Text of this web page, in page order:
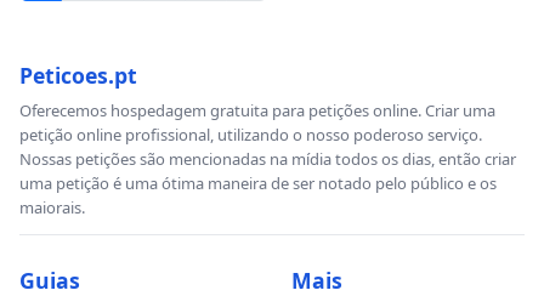
Peticoes.pt
Oferecemos hospedagem gratuita para petições online. Criar uma
petição online profissional, utilizando o nosso poderoso serviço.
Nossas petições são mencionadas na mídia todos os dias, então criar
uma petição é uma ótima maneira de ser notado pelo público e os
maiorais.
Guias Mais